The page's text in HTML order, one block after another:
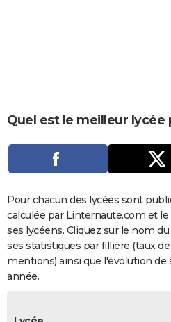
Dictionnaire
Biographies
Expressions
Proverbes
PROGRAMME TV
COPAINS D'AVANT
S'inscrire
Se connecter
Lycées
Collèges
Primaires
Universités
Entreprises
Service militaire
Avis de recherche
AVIS DE DÉCÈS
FORUM
Bricolage
Lifestyle
Culture
Sport
Auto
Television
Voyage
Cinema
Quel est le meilleur lycée
Pour chacun des lycées sont
calculée par Linternaute.com et le
ses lycéens. Cliquez sur le nom
ses statistiques par fillière (taux
mentions) ainsi que l'évolution de
année.